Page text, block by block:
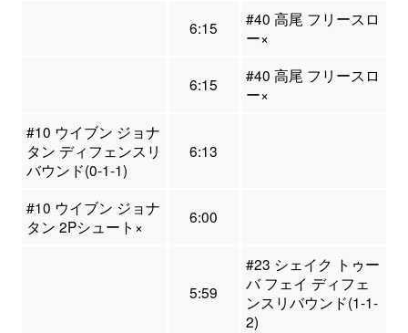
6:15
#40 高尾 フリースロ
ー×
6:15
#40 高尾 フリースロ
ー×
#10 ウイブン ジョナ
タン ディフェンスリ
バウンド(0-1-1)
6:13
#10 ウイブン ジョナ
タン 2Pシュート×
6:00
5:59
#23 シェイク トゥー
バ フェイ ディフェ
ンスリバウンド(1-1-
2)